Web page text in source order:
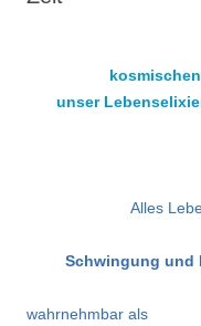
unser
Alles
Schwingung und
wahrnehmbar als